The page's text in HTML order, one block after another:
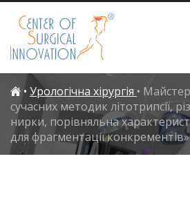
• Урологічна хірургія •
сучасних методик літотрипсії,
нирки, порівняльна
для фрагментації конкрементів»